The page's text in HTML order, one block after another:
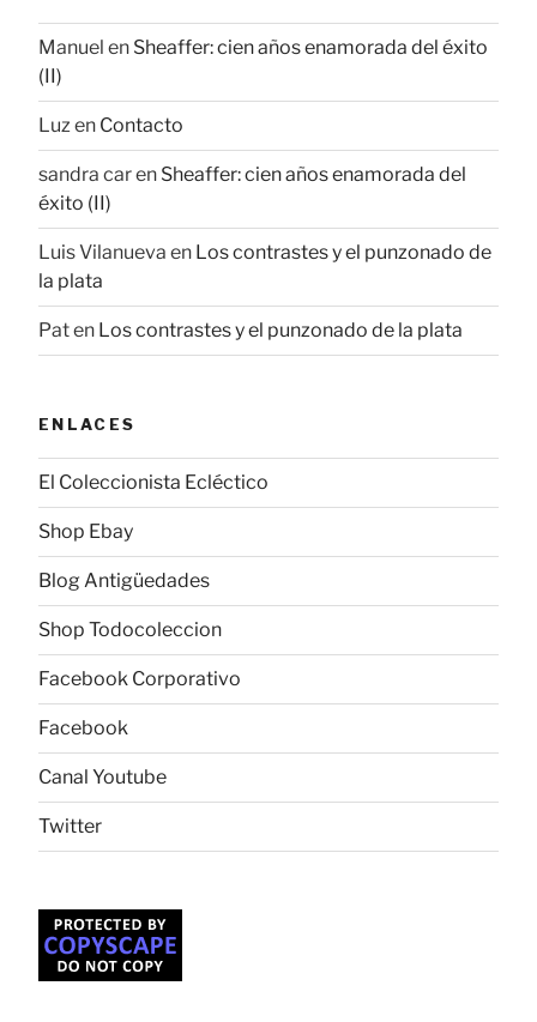
Manuel en Sheaffer: cien años enamorada del éxito
(II)
Luz en Contacto
sandra caren Sheaffer: cien años enamorada del
éxito (II)
Luis Vilanueva en Los contrastes y el punzonado de
la plata
Paten Los contrastes y el punzonado de la plata
ENLACES
El Coleccionista Ecléctico
Shop Ebay
Blog Antigüedades
Shop Todocoleccion
Facebook Corporativo
Facebook
Canal Youtube
Twitter